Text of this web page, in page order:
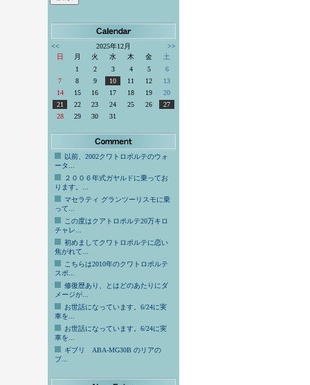
<< 2025年12月
>>
日
月 火 水 木 金
土
1
2 3 4 5
6
7
8 9 10 11 12
13
14
15 16 17 18 19
20
21
22 23 24 25 26
27
28
29 30 31
以前、2002クワトロポルテのウォ
ータ...
２００６年式ガヤルドに乗ってお
ります。...
マセラティ グランツーリスモに乗
って...
この度はクアトロポルテ20万キロ
チャレ...
初めましてクワトロポルテに恋い
焦がれて...
こちらは2010年のクワトロポルテ
スポ...
修復歴あり、とはどのあたりにダ
メージが...
お世話になっています。6/24に実
車を...
お世話になっています。6/24に実
車を...
ギブリ ABA-MG30B のリアの
ブ...